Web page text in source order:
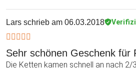
Lars schrieb am 06.03.2018
Sehr schönen Geschenk für
Die Ketten kamen schnell an nach 2/